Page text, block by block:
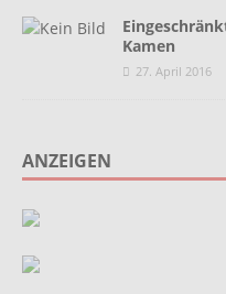
Kamen
27. April 2016
ANZEIGEN